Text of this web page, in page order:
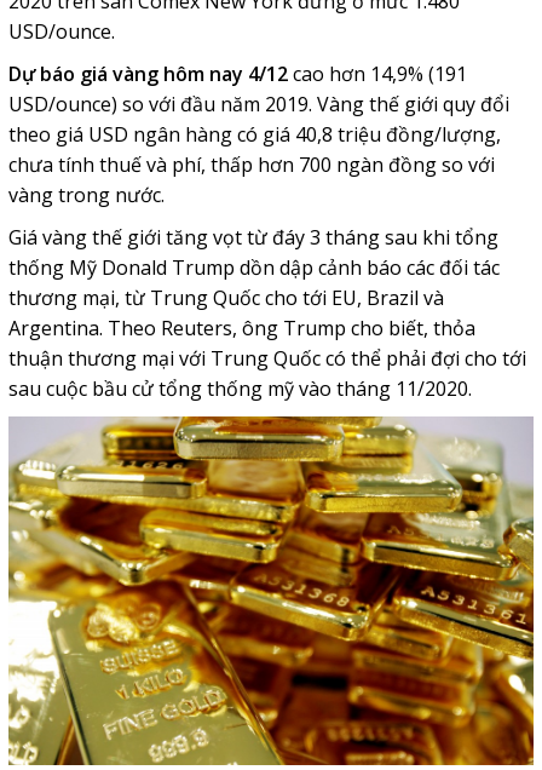
USD/ounce.
Dự báo giá vàng hôm nay 4/12cao hơn 14,9% (191
USD/ounce) so với đầu năm 2019. Vàng thế giới quy đổi
theo giá USD ngân hàng có giá 40,8 triệu đồng/lượng,
chưa tính thuế và phí, thấp hơn 700 ngàn đồng so với
vàng trong nước.
Giá vàng thế giới tăng vọt từ đáy 3 tháng sau khi tổng
thống Mỹ Donald Trump dồn dập cảnh báo các đối tác
thương mại, từ Trung Quốc cho tới EU, Brazil và
Argentina. Theo Reuters, ông Trump cho biết, thỏa
thuận thương mại với Trung Quốc có thể phải đợi cho tới
sau cuộc bầu cử tổng thống mỹ vào tháng 11/2020.